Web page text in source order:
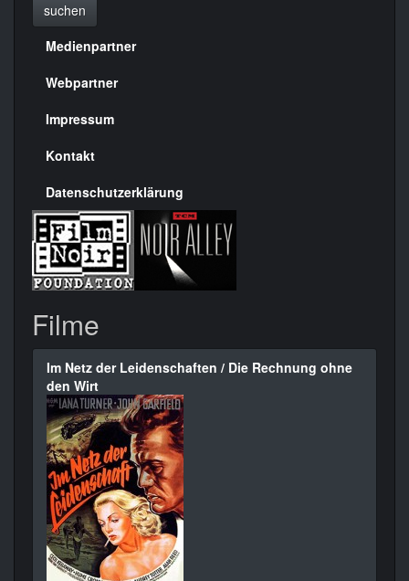
suchen
Menülinks
rechte
Seite
Medienpartner
Webpartner
Impressum
Kontakt
Datenschutzerklärung
Filme
Im Netz der Leidenschaften / Die Rechnung ohne
den Wirt